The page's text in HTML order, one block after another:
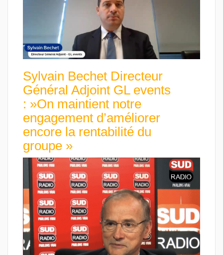
Sylvain Bechet Directeur
Général Adjoint GL events
: »On maintient notre
engagement d’améliorer
encore la rentabilité du
groupe »